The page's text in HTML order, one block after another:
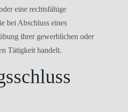
eine rechtsfähige
bei Abschluss eines
ihrer gewerblichen oder
Tätigkeit handelt.